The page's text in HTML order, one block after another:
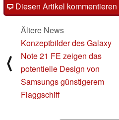
Diesen Artikel
⟨
Ältere News
Konzeptbilder des Galaxy
Note 21 FE zeigen das
potentielle Design von
Samsungs günstigerem
Flaggschiff